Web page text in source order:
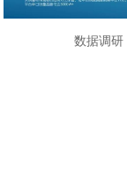
数据调研